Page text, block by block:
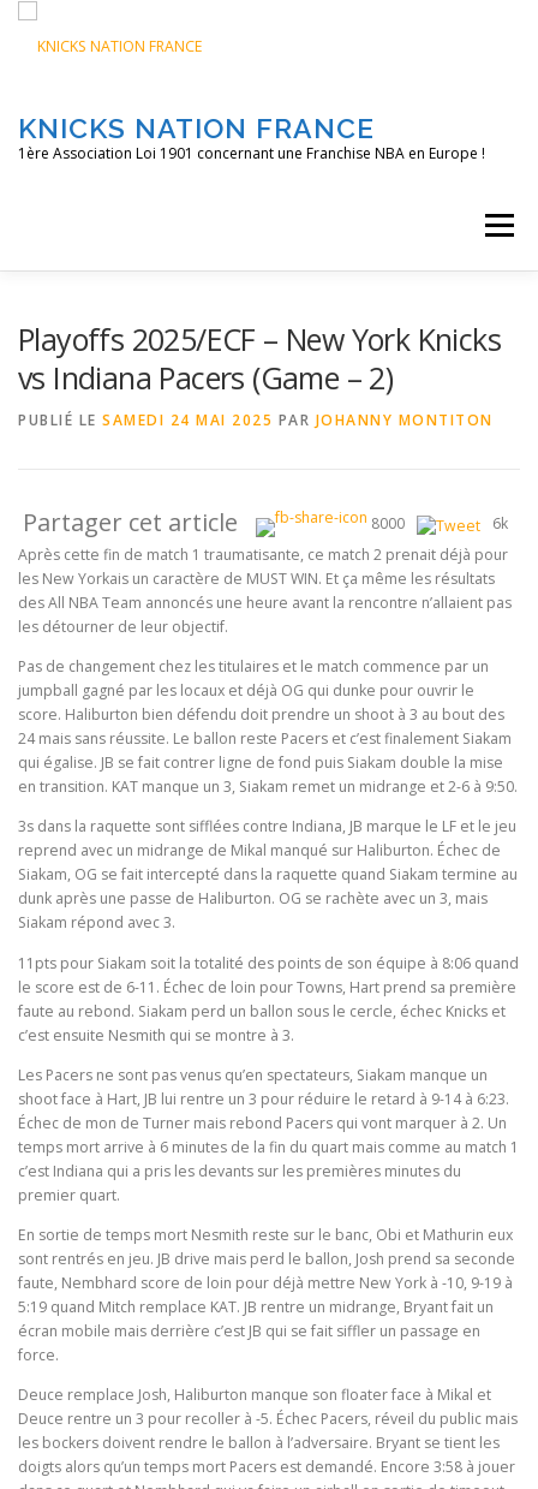
contenu
KNICKS NATION FRANCE
1ère Association Loi 1901 concernant une Franchise NBA en Europe !
Menu
Playoffs 2025/ECF – New York Knicks
vs Indiana Pacers (Game – 2)
PUBLIÉ LE SAMEDI 24 MAI 2025 PAR JOHANNY MONTITON
Partager cet article 8000
6k
Après cette fin de match 1 traumatisante, ce match 2 prenait déjà pour
les New Yorkais un caractère de MUST WIN. Et ça même les résultats
des All NBA Team annoncés une heure avant la rencontre n’allaient pas
les détourner de leur objectif.
Pas de changement chez les titulaires et le match commence par un
jumpball gagné par les locaux et déjà OG qui dunke pour ouvrir le
score. Haliburton bien défendu doit prendre un shoot à 3 au bout des
24 mais sans réussite. Le ballon reste Pacers et c’est finalement Siakam
qui égalise. JB se fait contrer ligne de fond puis Siakam double la mise
en transition. KAT manque un 3, Siakam remet un midrange et 2-6 à 9:50.
3s dans la raquette sont sifflées contre Indiana, JB marque le LF et le jeu
reprend avec un midrange de Mikal manqué sur Haliburton. Échec de
Siakam, OG se fait intercepté dans la raquette quand Siakam termine au
dunk après une passe de Haliburton. OG se rachète avec un 3, mais
Siakam répond avec 3.
11pts pour Siakam soit la totalité des points de son équipe à 8:06 quand
le score est de 6-11. Échec de loin pour Towns, Hart prend sa première
faute au rebond. Siakam perd un ballon sous le cercle, échec Knicks et
c’est ensuite Nesmith qui se montre à 3.
Les Pacers ne sont pas venus qu’en spectateurs, Siakam manque un
shoot face à Hart, JB lui rentre un 3 pour réduire le retard à 9-14 à 6:23.
Échec de mon de Turner mais rebond Pacers qui vont marquer à 2. Un
temps mort arrive à 6 minutes de la fin du quart mais comme au match 1
c’est Indiana qui a pris les devants sur les premières minutes du
premier quart.
En sortie de temps mort Nesmith reste sur le banc, Obi et Mathurin eux
sont rentrés en jeu. JB drive mais perd le ballon, Josh prend sa seconde
faute, Nembhard score de loin pour déjà mettre New York à -10, 9-19 à
5:19 quand Mitch remplace KAT. JB rentre un midrange, Bryant fait un
écran mobile mais derrière c’est JB qui se fait siffler un passage en
force.
Deuce remplace Josh, Haliburton manque son floater face à Mikal et
Deuce rentre un 3 pour recoller à -5. Échec Pacers, réveil du public mais
les bockers doivent rendre le ballon à l’adversaire. Bryant se tient les
doigts alors qu’un temps mort Pacers est demandé. Encore 3:58 à jouer